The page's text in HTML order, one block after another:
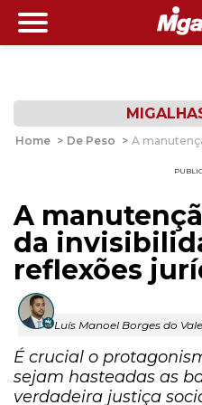
Home > De Peso > A
A
da
reflexões
Luís Manoel Borges do Vale
É crucial o
sejam hasteadas as
verdadeira justiça